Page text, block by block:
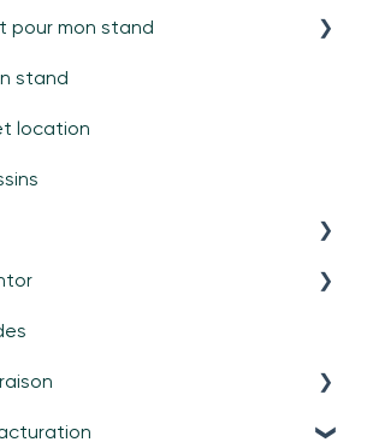
pour mon stand
durs (panneaux/verre)
stand
location
beCAD
beCAD
beCAD
beCAD
de Inventor
nouveau projet